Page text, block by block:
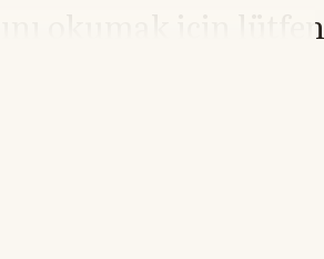
okumak için lütfen